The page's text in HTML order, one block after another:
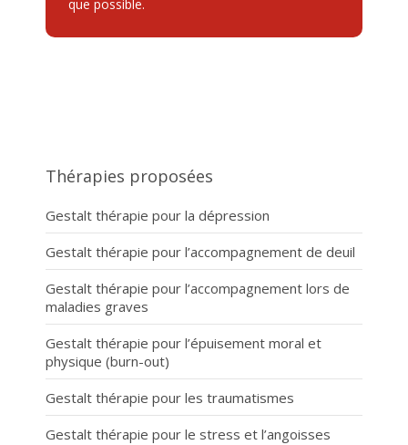
que possible.
Thérapies proposées
Gestalt thérapie pour la dépression
Gestalt thérapie pour l’accompagnement de deuil
Gestalt thérapie pour l’accompagnement lors de
maladies graves
Gestalt thérapie pour l’épuisement moral et
physique (burn-out)
Gestalt thérapie pour les traumatismes
Gestalt thérapie pour le stress et l’angoisses